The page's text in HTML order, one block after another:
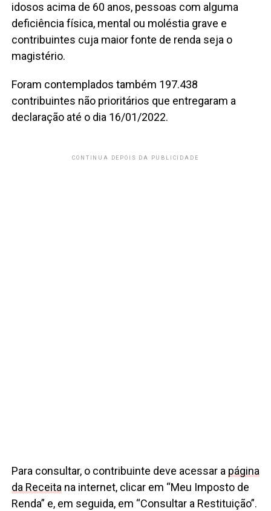
idosos acima de 60 anos, pessoas com alguma
deficiência física, mental ou moléstia grave e
contribuintes cuja maior fonte de renda seja o
magistério.
Foram contemplados também 197.438
contribuintes não prioritários que entregaram a
declaração até o dia 16/01/2022.
CONTINUA DEPOIS DA PUBLICIDADE
Para consultar, o contribuinte deve acessar a página
da Receitana internet, clicar em “Meu Imposto de
Renda” e, em seguida, em “Consultar a Restituição”.